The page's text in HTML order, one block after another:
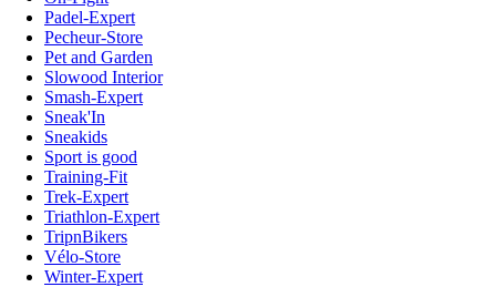
Padel-Expert
Pecheur-Store
Pet and Garden
Slowood Interior
Smash-Expert
Sneak'In
Sneakids
Sport is good
Training-Fit
Trek-Expert
Triathlon-Expert
TripnBikers
Vélo-Store
Winter-Expert